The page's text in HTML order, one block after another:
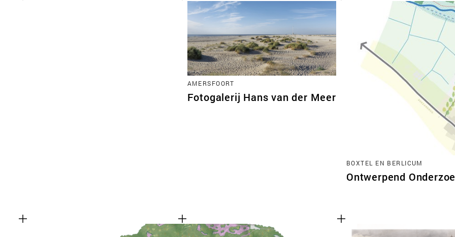
AMERSFOORT
Fotogalerij Hans van der Meer
BOXTEL EN BERLICUM
Ontwerpend